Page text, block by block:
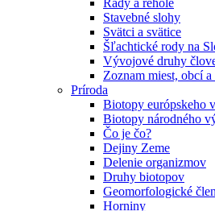
Stavebné slohy
Svätci a svätice
Šľachtické rody na
Vývojové druhy
Zoznam miest, obcí a
Príroda
Biotopy európskeho
Biotopy národného
Čo je čo?
Dejiny Zeme
Delenie organizmov
Druhy biotopov
Geomorfologické
Horniny